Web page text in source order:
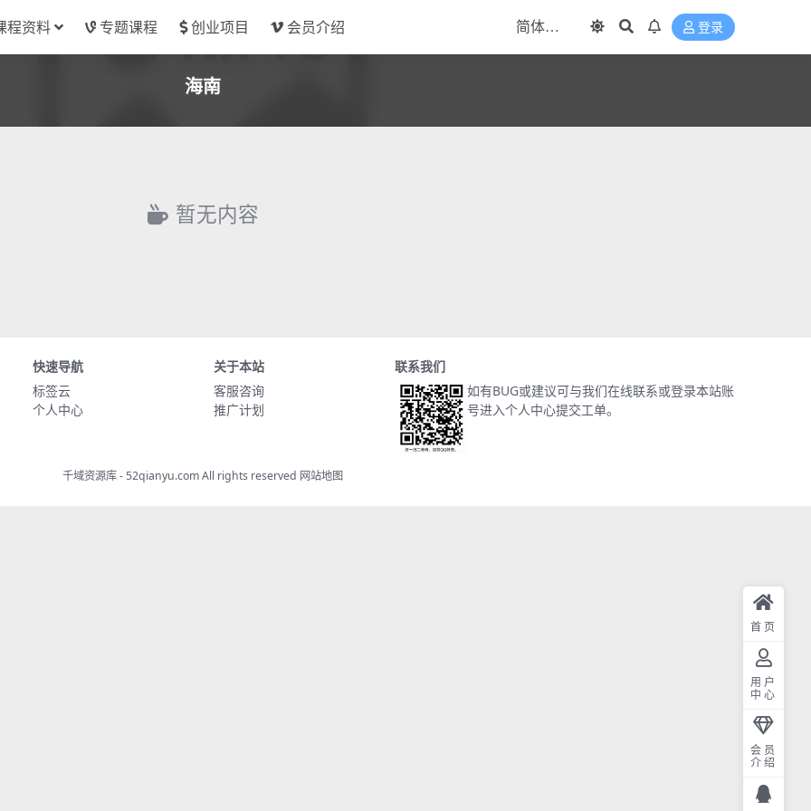
程资料 专题课程 创业项目 会员介绍 登录
海南
暂无内容
快速导航
标签云
个人中心
关于本站
客服咨询
推广计划
联系我们
如有BUG或建议可与我们在线联系或登录本站账
号进入个人中心提交工单。
千域资源库 - 52qianyu.com All rights reserved 网站地图
首页
用户
中心
会员
介绍